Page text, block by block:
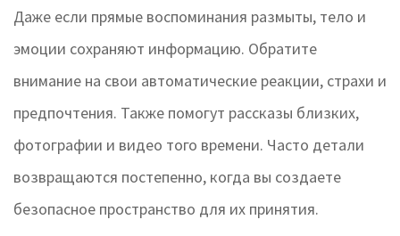
Даже если прямые воспоминания размыты, тело и
эмоции сохраняют информацию. Обратите
внимание на свои автоматические реакции, страхи и
предпочтения. Также помогут рассказы близких,
фотографии и видео того времени. Часто детали
возвращаются постепенно, когда вы создаете
безопасное пространство для их принятия.